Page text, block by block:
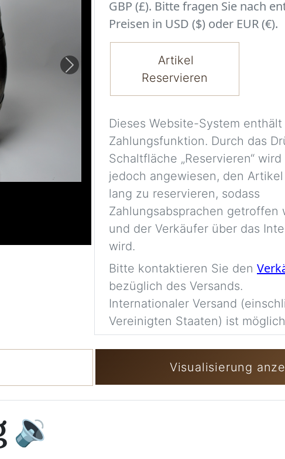
Next
GBP (£). Bitte fragen Sie nach
Preisen in USD ($) oder EUR (€).
Artikel
Reservieren
Dieses Website-System
Zahlungsfunktion. Durch das
Schaltfläche „Reservieren“
jedoch angewiesen, den
lang zu reservieren, sodass
Zahlungsabsprachen getroffen
und der Verkäufer über das
wird.
Bitte kontaktieren Sie den
bezüglich des Versands.
Internationaler Versand
Vereinigten Staaten) ist
Visualisierung
🔉